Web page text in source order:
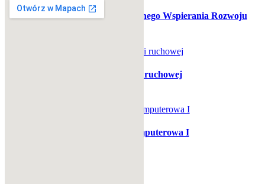
Gabinet Wczesnego Wspierania Rozwoju
Gabinet terapii ruchowej
Pracownia komputerowa I